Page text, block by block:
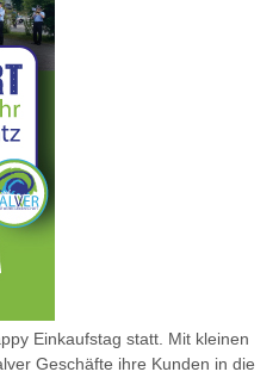
Einkaufstag statt. Mit kleinen
Geschäfte ihre Kunden in die